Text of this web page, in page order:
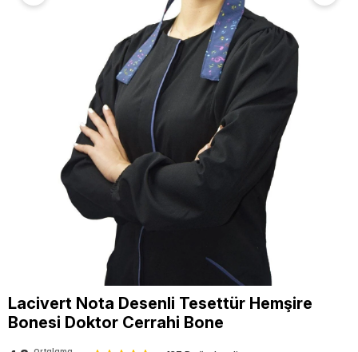
Lacivert Nota Desenli Tesettür Hemşire
Bonesi Doktor Cerrahi Bone